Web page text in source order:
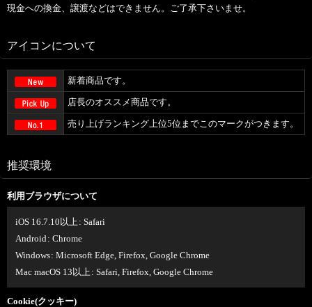
現金への換金、譲渡などはできません。ご了承下さいませ。
アイコンについて
新着商品です。
店長のオススメ商品です。
売り上げランキング上位5位までこのマークがつきます。
推奨環境
利用ブラウザについて
iOS 16.7.10以上: Safari
Android: Chrome
Windows: Microsoft Edge, Firefox, Google Chrome
Mac macOS 13以上: Safari, Firefox, Google Chrome
Cookie(クッキー)